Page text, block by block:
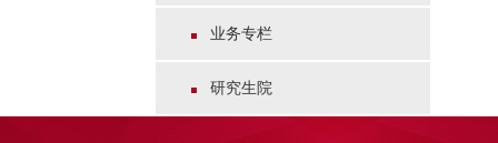
业务专栏
研究生院